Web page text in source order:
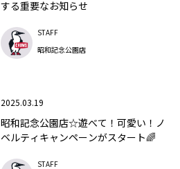
する重要なお知らせ
STAFF
昭和記念公園店
2025.03.19
昭和記念公園店☆遊べて！可愛い！ノ
ベルティキャンペーンがスタート🌈
STAFF